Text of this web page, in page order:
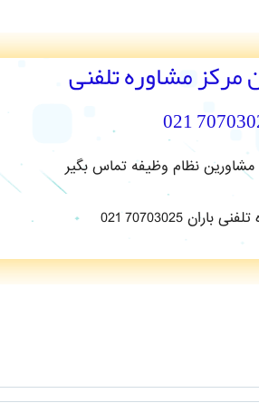
مرکز مشاوره تلفنی
70703025
مشاورین نظام وظیفه تماس بگیر